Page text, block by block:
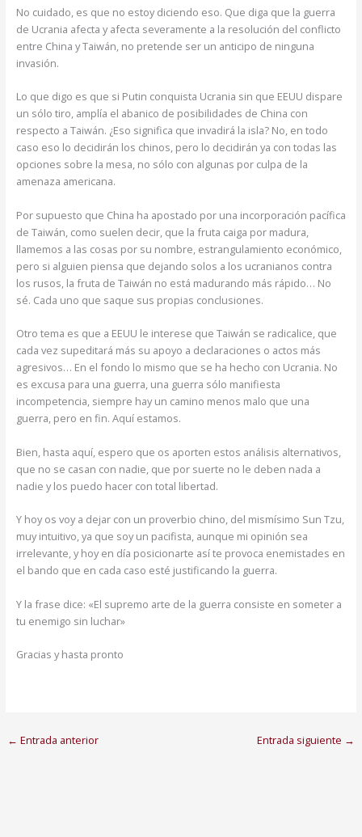
No cuidado, es que no estoy diciendo eso. Que diga que la guerra
de Ucrania afecta y afecta severamente a la resolución del conflicto
entre China y Taiwán, no pretende ser un anticipo de ninguna
invasión.
Lo que digo es que si Putin conquista Ucrania sin que EEUU dispare
un sólo tiro, amplía el abanico de posibilidades de China con
respecto a Taiwán. ¿Eso significa que invadirá la isla? No, en todo
caso eso lo decidirán los chinos, pero lo decidirán ya con todas las
opciones sobre la mesa, no sólo con algunas por culpa de la
amenaza americana.
Por supuesto que China ha apostado por una incorporación pacífica
de Taiwán, como suelen decir, que la fruta caiga por madura,
llamemos a las cosas por su nombre, estrangulamiento económico,
pero si alguien piensa que dejando solos a los ucranianos contra
los rusos, la fruta de Taiwán no está madurando más rápido… No
sé. Cada uno que saque sus propias conclusiones.
Otro tema es que a EEUU le interese que Taiwán se radicalice, que
cada vez supeditará más su apoyo a declaraciones o actos más
agresivos… En el fondo lo mismo que se ha hecho con Ucrania. No
es excusa para una guerra, una guerra sólo manifiesta
incompetencia, siempre hay un camino menos malo que una
guerra, pero en fin. Aquí estamos.
Bien, hasta aquí, espero que os aporten estos análisis alternativos,
que no se casan con nadie, que por suerte no le deben nada a
nadie y los puedo hacer con total libertad.
Y hoy os voy a dejar con un proverbio chino, del mismísimo Sun Tzu,
muy intuitivo, ya que soy un pacifista, aunque mi opinión sea
irrelevante, y hoy en día posicionarte así te provoca enemistades en
el bando que en cada caso esté justificando la guerra.
Y la frase dice: «El supremo arte de la guerra consiste en someter a
tu enemigo sin luchar»
Gracias y hasta pronto
← Entrada anterior Entrada siguiente →